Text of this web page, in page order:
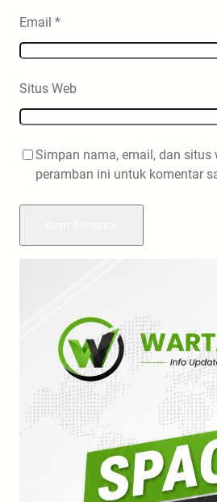
Email *
Situs Web
Simpan nama, email, dan situs
peramban ini untuk komentar